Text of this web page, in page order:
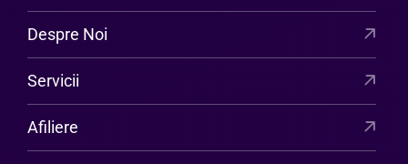
Despre Noi
Servicii
Afiliere